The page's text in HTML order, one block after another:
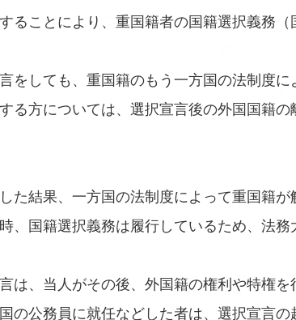
ることにより、重国籍者の国籍選択義務
をしても、重国籍のもう一方国の法制度に
る方については、選択宣言後の外国国籍の
た結果、一方国の法制度によって重国籍
、国籍選択義務は履行しているため、法
は、当人がその後、外国籍の権利や特権
の公務員に就任などした者は、選択宣言